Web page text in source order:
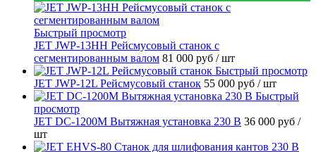
Быстрый просмотр
JET JWP-13HH Рейсмусовый станок с
сегментированным валом 81 000 руб / шт
Быстрый просмотр
JET JWP-12L Рейсмусовый станок 55 000 руб / шт
Быстрый
просмотр
JET DC-1200M Вытяжная установка 230 В 36 000 руб /
шт